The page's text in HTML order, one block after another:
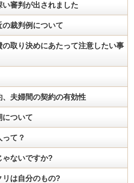
審判が出されました
裁判例について
取り決めにあたって注意したい事
夫婦間の契約の有効性
について
て？
ゃないですか?
リは自分のもの?